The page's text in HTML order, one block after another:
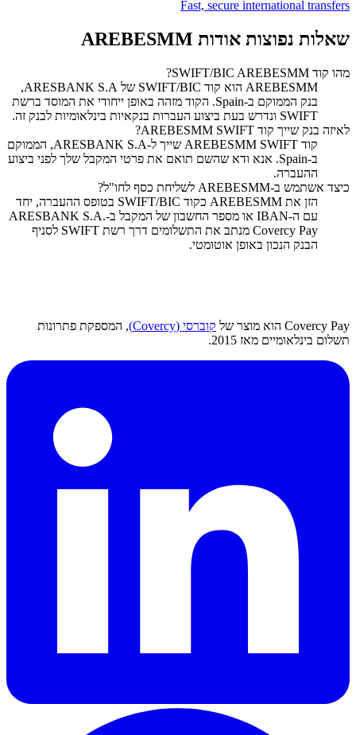
Fast, secure international transfers
שאלות נפוצות אודות AREBESMM
מהו קוד SWIFT/BIC AREBESMM?
‏AREBESMM הוא קוד SWIFT/BIC של ARESBANK S.A,
בנק הממוקם ב-Spain. הקוד מזהה באופן ייחודי את המוסד ברשת
SWIFT ונדרש בעת ביצוע העברות בנקאיות בינלאומיות לבנק זה.
לאיזה בנק שייך קוד SWIFT ‏AREBESMM?
קוד SWIFT ‏AREBESMM שייך ל-ARESBANK S.A, הממוקם
ב-Spain. אנא ודא שהשם תואם את פרטי המקבל שלך לפני ביצוע
ההעברה.
כיצד אשתמש ב-AREBESMM לשליחת כסף לחו"ל?
הזן את AREBESMM כקוד SWIFT/BIC בטופס ההעברה, יחד
עם ה-IBAN או מספר החשבון של המקבל ב-ARESBANK S.A.
Covercy Pay מנתב את התשלומים דרך רשת SWIFT לסניף
הבנק הנכון באופן אוטומטי.
Covercy Pay הוא מוצר של קוברסי (Covercy)
, המספקת פתרונות
תשלום בינלאומיים מאז 2015.